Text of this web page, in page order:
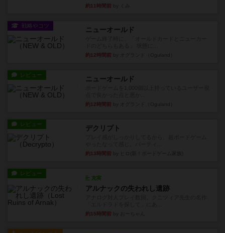
約11時間前
戦略やコツ ニューオールド
約12時間前
レビュー ニューオールド
約12時間前
レビュー デクリプト
約13時間前
レビュー
充実
アルナックの失われし遺跡
約15時間前